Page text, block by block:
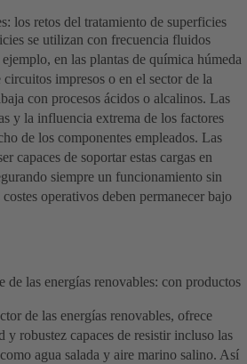
los retos del tratamiento de superficies
se utilizan con frecuencia fluidos
en las plantas de química húmeda
impresos o en el sector de la
con procesos ácidos o alcalinos. Las
y la influencia extrema de los factores
de los componentes empleados. Las
capaces de soportar estas cargas en
siempre un funcionamiento sin
operativos deben permanecer bajo
de las energías renovables: con productos
de las energías renovables, ofrece
y robustez capaces de resistir incluso las
agua salada y aire marino salino. Así